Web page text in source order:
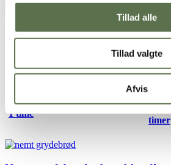
Tillad alle
Tillad valgte
Afvis
Surdejsbrød med hvede
Køkkentid
1 time
timer